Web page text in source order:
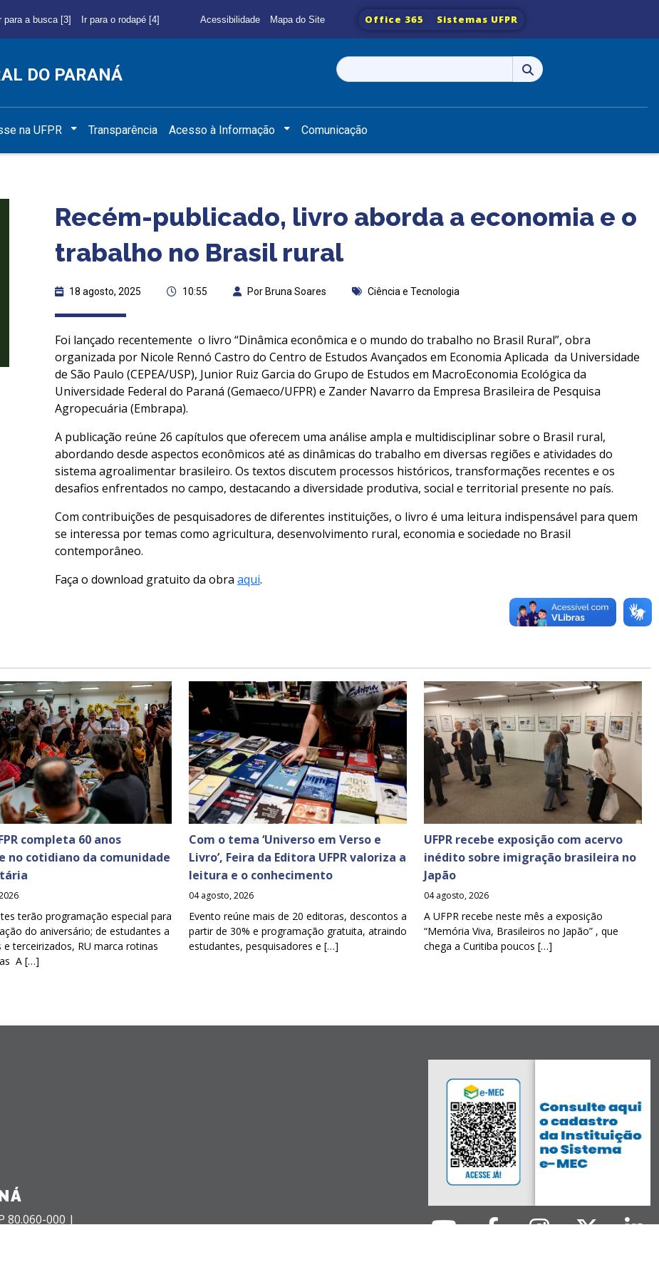
para a busca [3] Ir para o rodapé [4] Acessibilidade Mapa do Site Office 365 Sistemas UFPR
DO PARANÁ
Pesquisar
por:
na UFPR Transparência Acesso à Informação Comunicação
Recém-publicado, livro aborda a economia e o
trabalho no Brasil rural
18 agosto, 2025 10:55 Por Bruna Soares Ciência e Tecnologia
Foi lançado recentemente o livro “Dinâmica econômica e o mundo do trabalho no Brasil Rural”, obra
organizada por Nicole Rennó Castro do Centro de Estudos Avançados em Economia Aplicada da Universidade
de São Paulo (CEPEA/USP), Junior Ruiz Garcia do Grupo de Estudos em MacroEconomia Ecológica da
Universidade Federal do Paraná (Gemaeco/UFPR) e Zander Navarro da Empresa Brasileira de Pesquisa
Agropecuária (Embrapa).
A publicação reúne 26 capítulos que oferecem uma análise ampla e multidisciplinar sobre o Brasil rural,
abordando desde aspectos econômicos até as dinâmicas do trabalho em diversas regiões e atividades do
sistema agroalimentar brasileiro. Os textos discutem processos históricos, transformações recentes e os
desafios enfrentados no campo, destacando a diversidade produtiva, social e territorial presente no país.
Com contribuições de pesquisadores de diferentes instituições, o livro é uma leitura indispensável para quem
se interessa por temas como agricultura, desenvolvimento rural, economia e sociedade no Brasil
contemporâneo.
Faça o download gratuito da obra aqui.
completa 60 anos
no cotidiano da comunidade
terão programação especial para
do aniversário; de estudantes a
e terceirizados, RU marca rotinas
A […]
Com o tema ‘Universo em Verso e
Livro’, Feira da Editora UFPR valoriza a
leitura e o conhecimento
04 agosto, 2026
Evento reúne mais de 20 editoras, descontos a
partir de 30% e programação gratuita, atraindo
estudantes, pesquisadores e […]
UFPR recebe exposição com acervo
inédito sobre imigração brasileira no
Japão
04 agosto, 2026
A UFPR recebe neste mês a exposição
“Memória Viva, Brasileiros no Japão” , que
chega a Curitiba poucos […]
80.060-000 |